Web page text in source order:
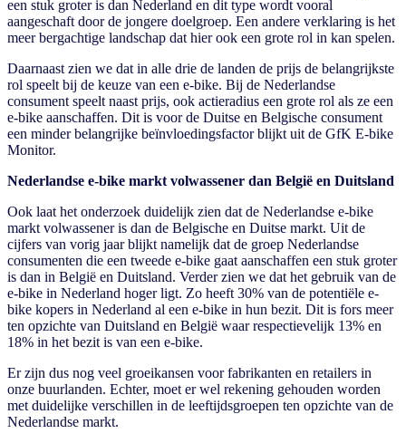
een stuk groter is dan Nederland en dit type wordt vooral
aangeschaft door de jongere doelgroep. Een andere verklaring is het
meer bergachtige landschap dat hier ook een grote rol in kan spelen.
Daarnaast zien we dat in alle drie de landen de prijs de belangrijkste
rol speelt bij de keuze van een e-bike. Bij de Nederlandse
consument speelt naast prijs, ook actieradius een grote rol als ze een
e-bike aanschaffen. Dit is voor de Duitse en Belgische consument
een minder belangrijke beïnvloedingsfactor blijkt uit de GfK E-bike
Monitor.
Nederlandse e-bike markt volwassener dan België en Duitsland
Ook laat het onderzoek duidelijk zien dat de Nederlandse e-bike
markt volwassener is dan de Belgische en Duitse markt. Uit de
cijfers van vorig jaar blijkt namelijk dat de groep Nederlandse
consumenten die een tweede e-bike gaat aanschaffen een stuk groter
is dan in België en Duitsland. Verder zien we dat het gebruik van de
e-bike in Nederland hoger ligt. Zo heeft 30% van de potentiële e-
bike kopers in Nederland al een e-bike in hun bezit. Dit is fors meer
ten opzichte van Duitsland en België waar respectievelijk 13% en
18% in het bezit is van een e-bike.
Er zijn dus nog veel groeikansen voor fabrikanten en retailers in
onze buurlanden. Echter, moet er wel rekening gehouden worden
met duidelijke verschillen in de leeftijdsgroepen ten opzichte van de
Nederlandse markt.